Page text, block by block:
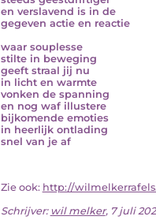
en verslavend is in de
gegeven actie en reactie
waar souplesse
stilte in beweging
geeft straal jij nu
in licht en warmte
vonken de spanning
en nog waf illustere
bijkomende emoties
in heerlijk ontlading
snel van je af
Zie ook: http://
Schrijver: wil melker, 7 juli